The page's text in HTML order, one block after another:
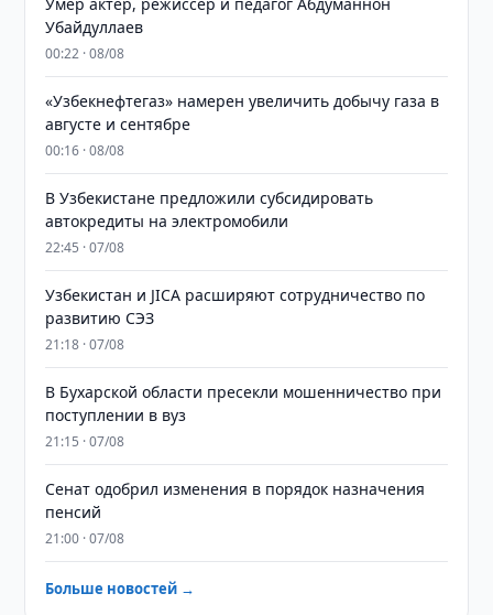
Убайдуллаев
00:22 · 08/08
«Узбекнефтегаз» намерен увеличить добычу газа в
августе и сентябре
00:16 · 08/08
В Узбекистане предложили субсидировать
автокредиты на электромобили
22:45 · 07/08
Узбекистан и JICA расширяют сотрудничество по
развитию СЭЗ
21:18 · 07/08
В Бухарской области пресекли мошенничество при
поступлении в вуз
21:15 · 07/08
Сенат одобрил изменения в порядок назначения
пенсий
21:00 · 07/08
Больше новостей →